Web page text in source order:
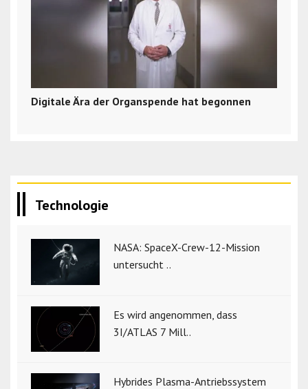
Digitale Ära der Organspende hat begonnen
Technologie
NASA: SpaceX-Crew-12-Mission
untersucht ..
Es wird angenommen, dass
3I/ATLAS 7 Mill..
Hybrides Plasma-Antriebssystem